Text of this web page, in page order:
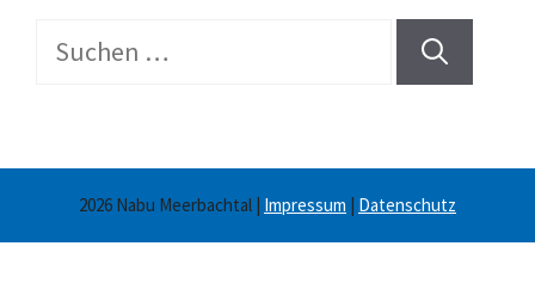
Suche
2026 Nabu Meerbachtal | Impressum Datenschutz